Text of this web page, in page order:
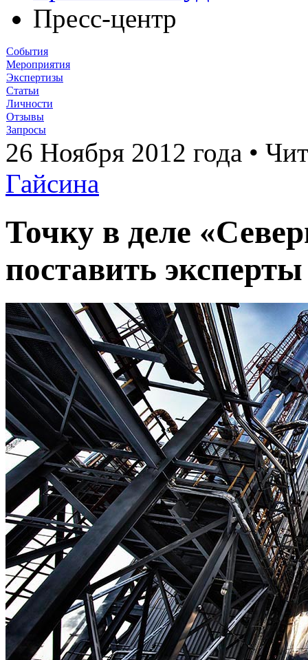
Пресс-центр
События
Мероприятия
Экспертизы
Статьи
Личности
Отзывы
Запросы
26 Ноября 2012 года •
Гайсина
Точку в деле
поставить эксперты